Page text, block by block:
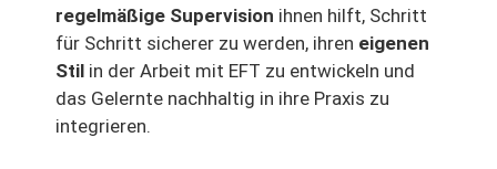
regelmäßige Supervision ihnen hilft, Schritt
für Schritt sicherer zu werden, ihren eigenen
Stil in der Arbeit mit EFT zu entwickeln und
das Gelernte nachhaltig in ihre Praxis zu
integrieren.